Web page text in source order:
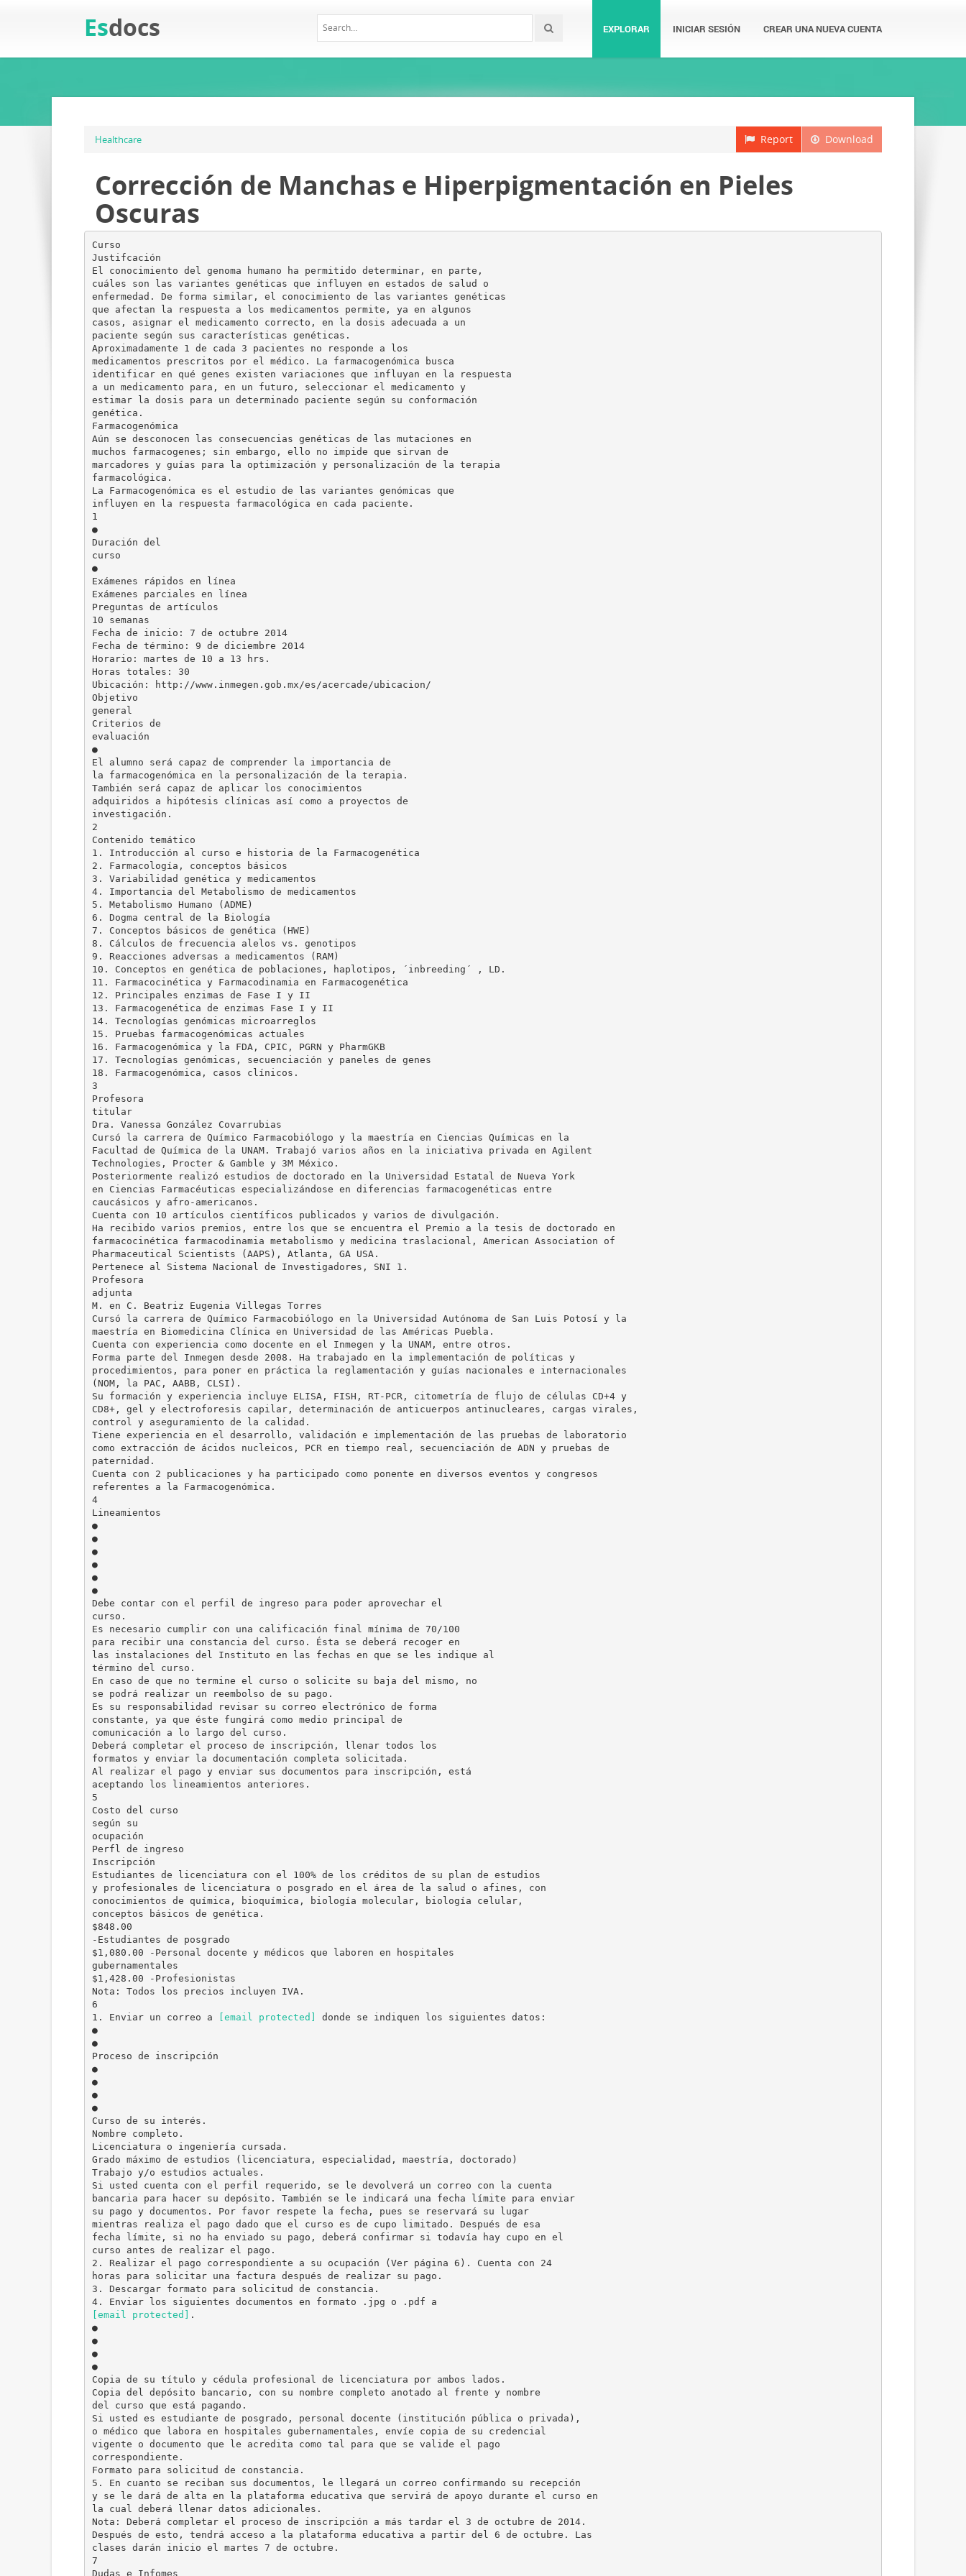
Esdocs EXPLORAR INICIAR SESIÓN CREAR UNA NUEVA CUENTA
Download
Report
Healthcare
Corrección de Manchas e Hiperpigmentación en Pieles
Oscuras
Curso
Justifcación
El conocimiento del genoma humano ha permitido determinar, en parte,
cuáles son las variantes genéticas que influyen en estados de salud o
enfermedad. De forma similar, el conocimiento de las variantes genéticas
que afectan la respuesta a los medicamentos permite, ya en algunos
casos, asignar el medicamento correcto, en la dosis adecuada a un
paciente según sus características genéticas.
Aproximadamente 1 de cada 3 pacientes no responde a los
medicamentos prescritos por el médico. La farmacogenómica busca
identificar en qué genes existen variaciones que influyan en la respuesta
a un medicamento para, en un futuro, seleccionar el medicamento y
estimar la dosis para un determinado paciente según su conformación
genética.
Farmacogenómica
Aún se desconocen las consecuencias genéticas de las mutaciones en
muchos farmacogenes; sin embargo, ello no impide que sirvan de
marcadores y guías para la optimización y personalización de la terapia
farmacológica.
La Farmacogenómica es el estudio de las variantes genómicas que
influyen en la respuesta farmacológica en cada paciente.
1
●
Duración del
curso
●
Exámenes rápidos en línea
Exámenes parciales en línea
Preguntas de artículos
10 semanas
Fecha de inicio: 7 de octubre 2014
Fecha de término: 9 de diciembre 2014
Horario: martes de 10 a 13 hrs.
Horas totales: 30
Ubicación: http://www.inmegen.gob.mx/es/acercade/ubicacion/
Objetivo
general
Criterios de
evaluación
●
El alumno será capaz de comprender la importancia de
la farmacogenómica en la personalización de la terapia.
También será capaz de aplicar los conocimientos
adquiridos a hipótesis clínicas así como a proyectos de
investigación.
2
Contenido temático
1. Introducción al curso e historia de la Farmacogenética
2. Farmacología, conceptos básicos
3. Variabilidad genética y medicamentos
4. Importancia del Metabolismo de medicamentos
5. Metabolismo Humano (ADME)
6. Dogma central de la Biología
7. Conceptos básicos de genética (HWE)
8. Cálculos de frecuencia alelos vs. genotipos
9. Reacciones adversas a medicamentos (RAM)
10. Conceptos en genética de poblaciones, haplotipos, ´inbreeding´ , LD.
11. Farmacocinética y Farmacodinamia en Farmacogenética
12. Principales enzimas de Fase I y II
13. Farmacogenética de enzimas Fase I y II
14. Tecnologías genómicas microarreglos
15. Pruebas farmacogenómicas actuales
16. Farmacogenómica y la FDA, CPIC, PGRN y PharmGKB
17. Tecnologías genómicas, secuenciación y paneles de genes
18. Farmacogenómica, casos clínicos.
3
Profesora
titular
Dra. Vanessa González Covarrubias
Cursó la carrera de Químico Farmacobiólogo y la maestría en Ciencias Químicas en la
Facultad de Química de la UNAM. Trabajó varios años en la iniciativa privada en Agilent
Technologies, Procter & Gamble y 3M México.
Posteriormente realizó estudios de doctorado en la Universidad Estatal de Nueva York
en Ciencias Farmacéuticas especializándose en diferencias farmacogenéticas entre
caucásicos y afro-americanos.
Cuenta con 10 artículos científicos publicados y varios de divulgación.
Ha recibido varios premios, entre los que se encuentra el Premio a la tesis de doctorado en
farmacocinética farmacodinamia metabolismo y medicina traslacional, American Association of
Pharmaceutical Scientists (AAPS), Atlanta, GA USA.
Pertenece al Sistema Nacional de Investigadores, SNI 1.
Profesora
adjunta
M. en C. Beatriz Eugenia Villegas Torres
Cursó la carrera de Químico Farmacobiólogo en la Universidad Autónoma de San Luis Potosí y la
maestría en Biomedicina Clínica en Universidad de las Américas Puebla.
Cuenta con experiencia como docente en el Inmegen y la UNAM, entre otros.
Forma parte del Inmegen desde 2008. Ha trabajado en la implementación de políticas y
procedimientos, para poner en práctica la reglamentación y guías nacionales e internacionales
(NOM, la PAC, AABB, CLSI).
Su formación y experiencia incluye ELISA, FISH, RT-PCR, citometría de flujo de células CD+4 y
CD8+, gel y electroforesis capilar, determinación de anticuerpos antinucleares, cargas virales,
control y aseguramiento de la calidad.
Tiene experiencia en el desarrollo, validación e implementación de las pruebas de laboratorio
como extracción de ácidos nucleicos, PCR en tiempo real, secuenciación de ADN y pruebas de
paternidad.
Cuenta con 2 publicaciones y ha participado como ponente en diversos eventos y congresos
referentes a la Farmacogenómica.
4
Lineamientos
●
●
●
●
●
●
Debe contar con el perfil de ingreso para poder aprovechar el
curso.
Es necesario cumplir con una calificación final mínima de 70/100
para recibir una constancia del curso. Ésta se deberá recoger en
las instalaciones del Instituto en las fechas en que se les indique al
término del curso.
En caso de que no termine el curso o solicite su baja del mismo, no
se podrá realizar un reembolso de su pago.
Es su responsabilidad revisar su correo electrónico de forma
constante, ya que éste fungirá como medio principal de
comunicación a lo largo del curso.
Deberá completar el proceso de inscripción, llenar todos los
formatos y enviar la documentación completa solicitada.
Al realizar el pago y enviar sus documentos para inscripción, está
aceptando los lineamientos anteriores.
5
Costo del curso
según su
ocupación
Perfl de ingreso
Inscripción
Estudiantes de licenciatura con el 100% de los créditos de su plan de estudios
y profesionales de licenciatura o posgrado en el área de la salud o afines, con
conocimientos de química, bioquímica, biología molecular, biología celular,
conceptos básicos de genética.
$848.00
-Estudiantes de posgrado
$1,080.00 -Personal docente y médicos que laboren en hospitales
gubernamentales
$1,428.00 -Profesionistas
Nota: Todos los precios incluyen IVA.
6
1. Enviar un correo a
[email protected]
donde se indiquen los siguientes datos:
●
●
Proceso de inscripción
●
●
●
●
Curso de su interés.
Nombre completo.
Licenciatura o ingeniería cursada.
Grado máximo de estudios (licenciatura, especialidad, maestría, doctorado)
Trabajo y/o estudios actuales.
Si usted cuenta con el perfil requerido, se le devolverá un correo con la cuenta
bancaria para hacer su depósito. También se le indicará una fecha límite para enviar
su pago y documentos. Por favor respete la fecha, pues se reservará su lugar
mientras realiza el pago dado que el curso es de cupo limitado. Después de esa
fecha límite, si no ha enviado su pago, deberá confirmar si todavía hay cupo en el
curso antes de realizar el pago.
2. Realizar el pago correspondiente a su ocupación (Ver página 6). Cuenta con 24
horas para solicitar una factura después de realizar su pago.
3. Descargar formato para solicitud de constancia.
[email protected] .
●
●
●
●
Copia de su título y cédula profesional de licenciatura por ambos lados.
Copia del depósito bancario, con su nombre completo anotado al frente y nombre
del curso que está pagando.
Si usted es estudiante de posgrado, personal docente (institución pública o privada),
o médico que labora en hospitales gubernamentales, envíe copia de su credencial
vigente o documento que le acredita como tal para que se valide el pago
correspondiente.
Formato para solicitud de constancia.
5. En cuanto se reciban sus documentos, le llegará un correo confirmando su recepción
y se le dará de alta en la plataforma educativa que servirá de apoyo durante el curso en
la cual deberá llenar datos adicionales.
Nota: Deberá completar el proceso de inscripción a más tardar el 3 de octubre de 2014.
Después de esto, tendrá acceso a la plataforma educativa a partir del 6 de octubre. Las
clases darán inicio el martes 7 de octubre.
7
Dudas e Infomes